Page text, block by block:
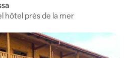
hôtel près de la mer